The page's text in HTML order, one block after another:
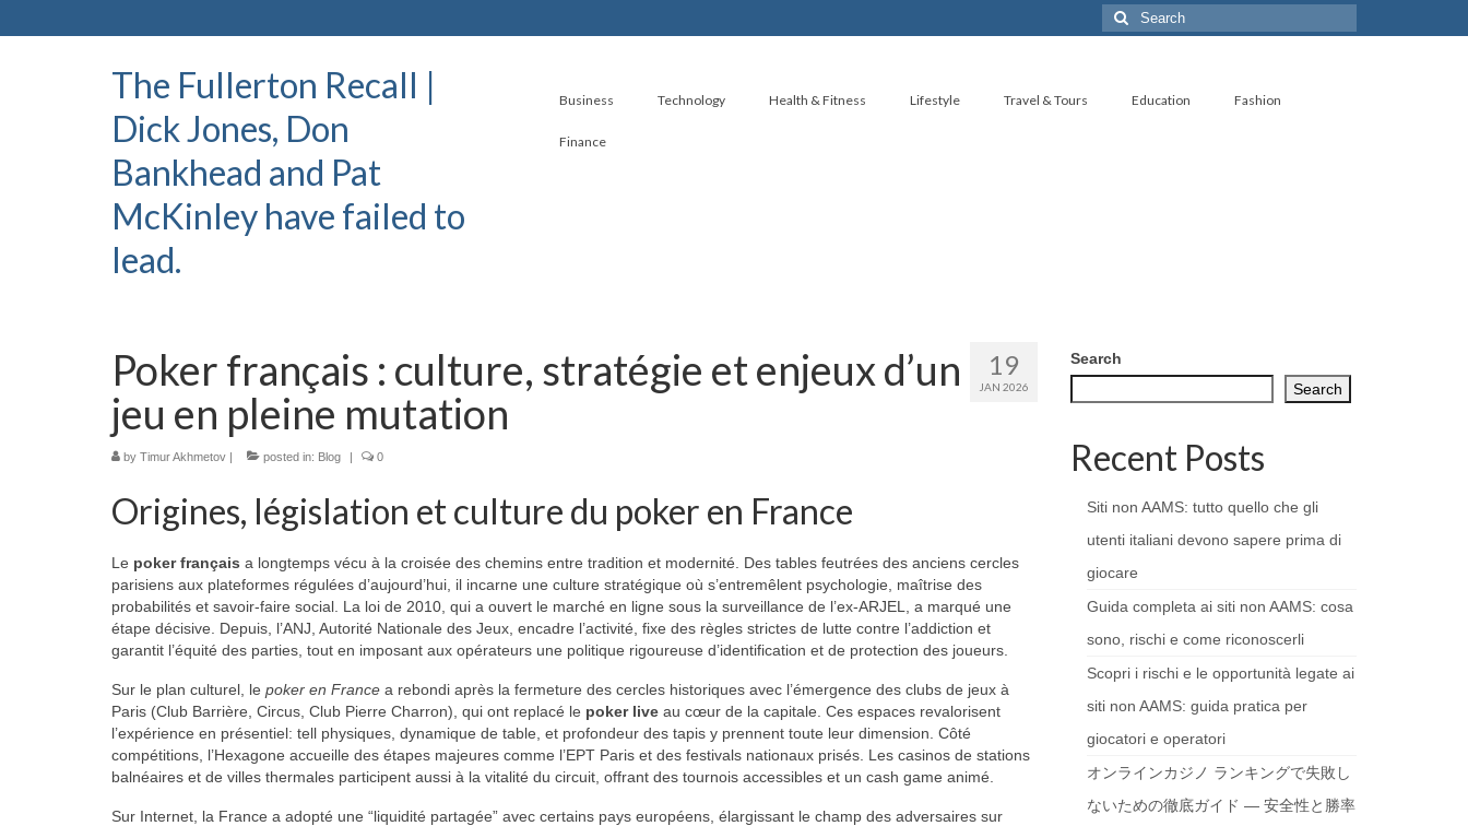
Search
for:
The Fullerton Recall |
Dick Jones, Don
Bankhead and Pat
McKinley have failed to
lead.
Business Technology Health & Fitness Lifestyle Travel & Tours Education Fashion
Finance
19
JAN 2026
Poker français : culture, stratégie et enjeux d’un
jeu en pleine mutation
by Timur Akhmetov | posted in: Blog | 0
Origines, législation et culture du poker en France
Le poker français a longtemps vécu à la croisée des chemins entre tradition et modernité. Des tables feutrées des anciens cercles
parisiens aux plateformes régulées d’aujourd’hui, il incarne une culture stratégique où s’entremêlent psychologie, maîtrise des
probabilités et savoir-faire social. La loi de 2010, qui a ouvert le marché en ligne sous la surveillance de l’ex-ARJEL, a marqué une
étape décisive. Depuis, l’ANJ, Autorité Nationale des Jeux, encadre l’activité, fixe des règles strictes de lutte contre l’addiction et
garantit l’équité des parties, tout en imposant aux opérateurs une politique rigoureuse d’identification et de protection des joueurs.
Sur le plan culturel, le poker en France a rebondi après la fermeture des cercles historiques avec l’émergence des clubs de jeux à
Paris (Club Barrière, Circus, Club Pierre Charron), qui ont replacé le poker live au cœur de la capitale. Ces espaces revalorisent
l’expérience en présentiel: tell physiques, dynamique de table, et profondeur des tapis y prennent toute leur dimension. Côté
compétitions, l’Hexagone accueille des étapes majeures comme l’EPT Paris et des festivals nationaux prisés. Les casinos de stations
balnéaires et de villes thermales participent aussi à la vitalité du circuit, offrant des tournois accessibles et un cash game animé.
Sur Internet, la France a adopté une “liquidité partagée” avec certains pays européens, élargissant le champ des adversaires sur
Search
Search
Recent Posts
Siti non AAMS: tutto quello che gli
utenti italiani devono sapere prima di
giocare
Guida completa ai siti non AAMS: cosa
sono, rischi e come riconoscerli
Scopri i rischi e le opportunità legate ai
siti non AAMS: guida pratica per
giocatori e operatori
オンラインカジノ ランキングで失敗し
ないための徹底ガイド — 安全性と勝率